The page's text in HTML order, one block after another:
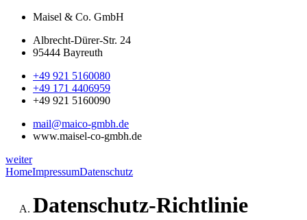
Maisel & Co. GmbH
Albrecht-Dürer-Str. 24
95444 Bayreuth
+49 921 5160080
+49 171 4406959
+49 921 5160090
mail@maico-gmbh.de
www.maisel-co-gmbh.de
weiter
HomeImpressumDatenschutz
Datenschutz-Richtlinie